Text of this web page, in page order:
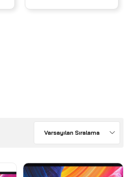
Varsayılan Sıralama